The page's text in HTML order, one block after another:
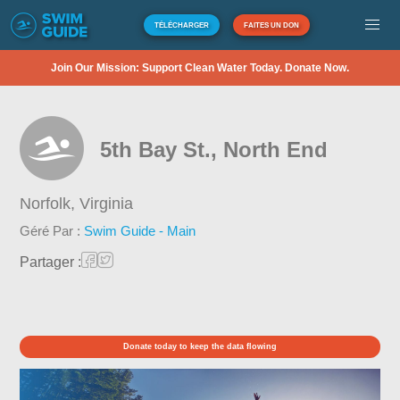
TÉLÉCHARGER FAITES UN DON
Join Our Mission: Support Clean Water Today. Donate Now.
5th Bay St., North End
Norfolk,Virginia
Géré Par : Swim Guide - Main
Partager :
Donate today to keep the data flowing